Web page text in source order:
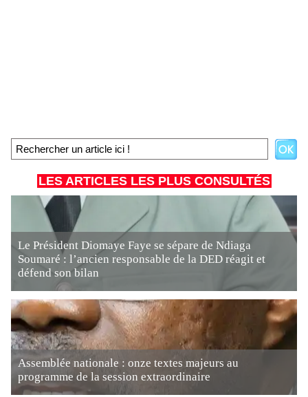
LES ARTICLES LES PLUS CONSULTÉS
Le Président Diomaye Faye se sépare de Ndiaga
Soumaré : l’ancien responsable de la DED réagit et
défend son bilan
Assemblée nationale : onze textes majeurs au
programme de la session extraordinaire